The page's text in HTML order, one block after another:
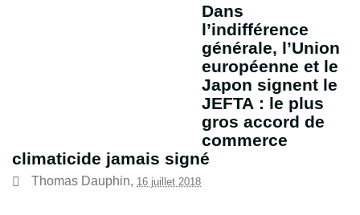
Dans
l’indifférence
générale, l’Union
européenne et le
Japon signent le
JEFTA : le plus
gros accord de
commerce
climaticide jamais signé
Thomas Dauphin, 16 juillet 2018